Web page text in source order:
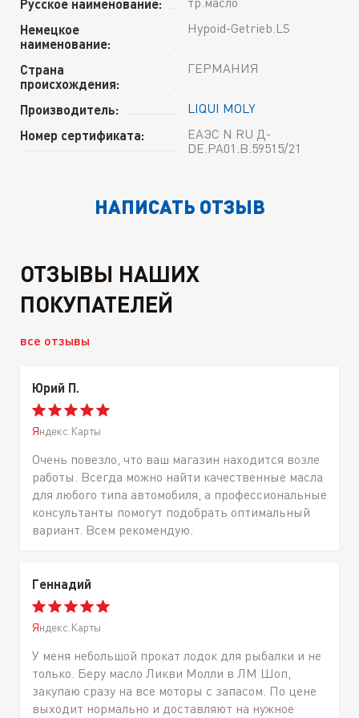
Русское наименование:
Немецкое
наименование:
Hypoid-Getrieb.LS
Страна
происхождения:
ГЕРМАНИЯ
Производитель: LIQUI MOLY
Номер сертификата:
ЕАЭС N RU Д-
DE.РА01.В.59515/21
НАПИСАТЬ ОТЗЫВ
ОТЗЫВЫ НАШИХ
ПОКУПАТЕЛЕЙ
все отзывы
Юрий П.
Яндекс.Карты
Очень повезло, что ваш магазин находится возле
работы. Всегда можно найти качественные масла
для любого типа автомобиля, а профессиональные
консультанты помогут подобрать оптимальный
вариант. Всем рекомендую.
Геннадий
Яндекс.Карты
У меня небольшой прокат лодок для рыбалки и не
только. Беру масло Ликви Молли в ЛМ Шоп,
закупаю сразу на все моторы с запасом. По цене
выходит нормально и доставляют на нужное